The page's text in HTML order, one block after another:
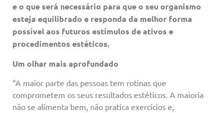
e o que será necessário para que o seu organismo
esteja equilibrado e responda da melhor forma
possível aos futuros estímulos de ativos e
procedimentos estéticos.
Um olhar mais aprofundado
“A maior parte das pessoas tem rotinas que
comprometem os seus resultados estéticos. A maioria
não se alimenta bem, não pratica exercícios e,